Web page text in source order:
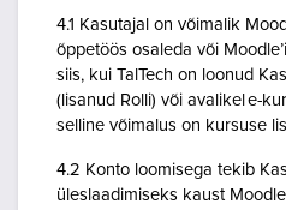
4.1 Kasutajal on võimalik
õppetöös osaleda või
siis, kui TalTech on loonud
(lisanud Rolli) või avalikel e-
selline võimalus on kursuse
4.2 Konto loomisega tekib
üleslaadimiseks kaust